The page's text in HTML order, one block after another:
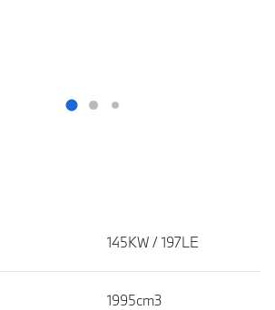
145KW / 197LE
1995cm3